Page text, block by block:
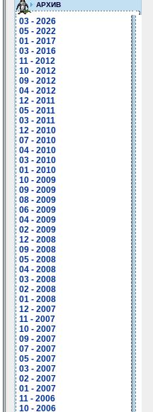
АРХИВ
03 - 2026
05 - 2022
01 - 2017
03 - 2016
11 - 2012
10 - 2012
09 - 2012
04 - 2012
12 - 2011
05 - 2011
03 - 2011
12 - 2010
07 - 2010
04 - 2010
03 - 2010
01 - 2010
10 - 2009
09 - 2009
08 - 2009
06 - 2009
04 - 2009
02 - 2009
12 - 2008
09 - 2008
05 - 2008
04 - 2008
03 - 2008
02 - 2008
01 - 2008
12 - 2007
11 - 2007
10 - 2007
09 - 2007
07 - 2007
05 - 2007
03 - 2007
02 - 2007
01 - 2007
11 - 2006
10 - 2006